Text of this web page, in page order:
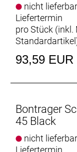
nicht
Liefertermin
pro Stück (inkl.
Standardartikel
93,59 EUR
Bontrager
45 Black
nicht
Liefertermin